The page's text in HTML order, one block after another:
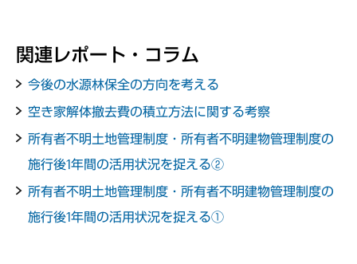
関連レポート・コラム
今後の水源林保全の方向を考える
空き家解体撤去費の積立方法に関する考察
所有者不明土地管理制度・所有者不明建物管理制度の
施行後1年間の活用状況を捉える②
所有者不明土地管理制度・所有者不明建物管理制度の
施行後1年間の活用状況を捉える①